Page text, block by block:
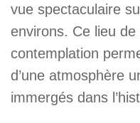
vue spectaculaire
environs. Ce lieu
contemplation
d’une atmosphère
immergés dans